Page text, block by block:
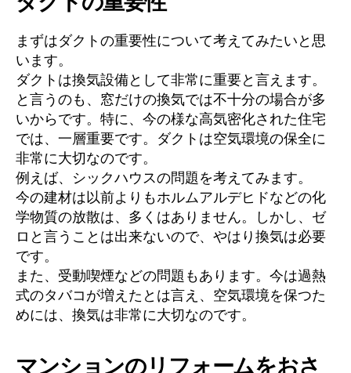
まずはダクトの重要性について考えてみたいと思
います。
ダクトは換気設備として非常に重要と言えます。
と言うのも、窓だけの換気では不十分の場合が多
いからです。特に、今の様な高気密化された住宅
では、一層重要です。ダクトは空気環境の保全に
非常に大切なのです。
例えば、シックハウスの問題を考えてみます。
今の建材は以前よりもホルムアルデヒドなどの化
学物質の放散は、多くはありません。しかし、ゼ
ロと言うことは出来ないので、やはり換気は必要
です。
また、受動喫煙などの問題もあります。今は過熱
式のタバコが増えたとは言え、空気環境を保つた
めには、換気は非常に大切なのです。
マンションのリフォームをおさ